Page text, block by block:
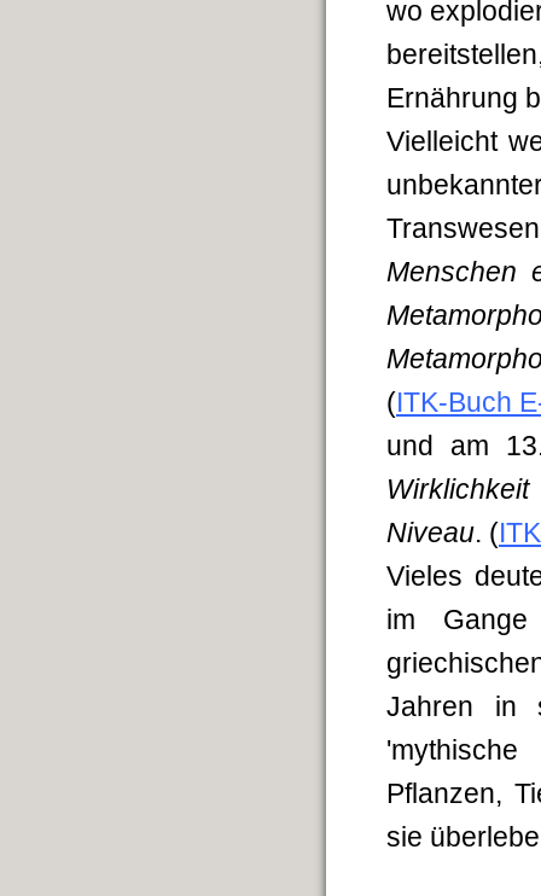
wo
Ernährung
Vielleicht
Menschen
(ITK-Buch
und am
Niveau. (
Vieles
im
Jahren in
Pflanzen,
sie